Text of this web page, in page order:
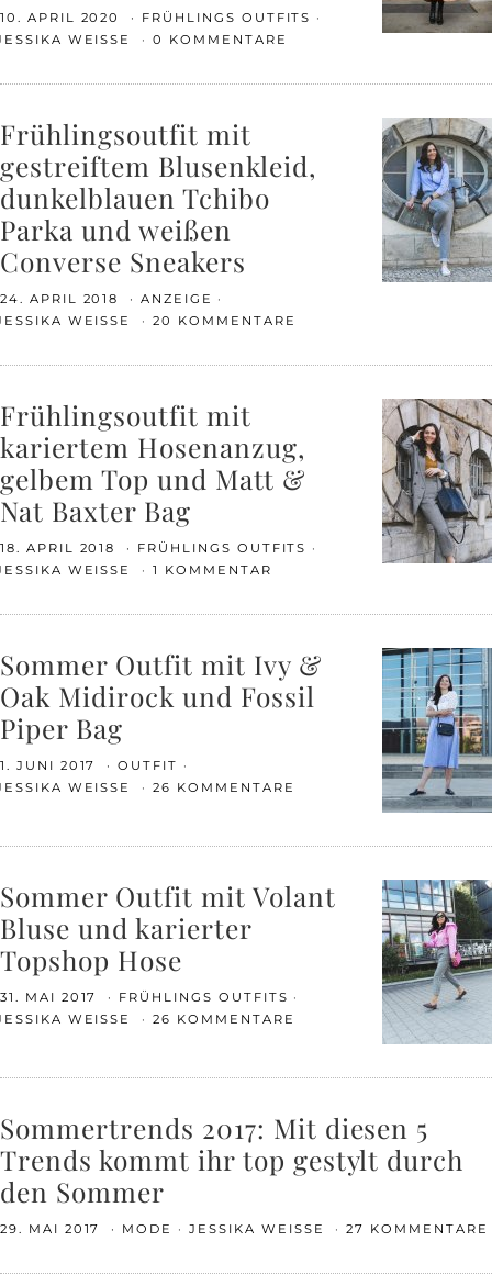
10. APRIL 2020
FRÜHLINGS OUTFITS
WEISSE
0 KOMMENTARE
Frühlingsoutfit mit
gestreiftem Blusenkleid,
dunkelblauen Tchibo
Parka und weißen
Converse Sneakers
24. APRIL 2018
ANZEIGE
WEISSE
20 KOMMENTARE
Frühlingsoutfit mit
kariertem Hosenanzug,
gelbem Top und Matt &
Nat Baxter Bag
18. APRIL 2018
FRÜHLINGS OUTFITS
WEISSE
1 KOMMENTAR
Sommer Outfit mit Ivy &
Oak Midirock und Fossil
Piper Bag
1. JUNI 2017
OUTFIT
WEISSE
26 KOMMENTARE
Sommer Outfit mit Volant
Bluse und karierter
Topshop Hose
31. MAI 2017
FRÜHLINGS OUTFITS
WEISSE
26 KOMMENTARE
Sommertrends 2017: Mit diesen 5
Trends kommt ihr top gestylt durch
den Sommer
29. MAI 2017 MODE JESSIKA WEISSE 27 KOMMENTARE